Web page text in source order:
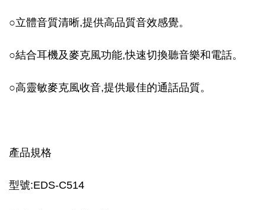
○立體音質清晰,提供高品質音效感覺。
○結合耳機及麥克風功能,快速切換聽音樂和電話。
○高靈敏麥克風收音,提供最佳的通話品質。
產品規格
型號:EDS-C514